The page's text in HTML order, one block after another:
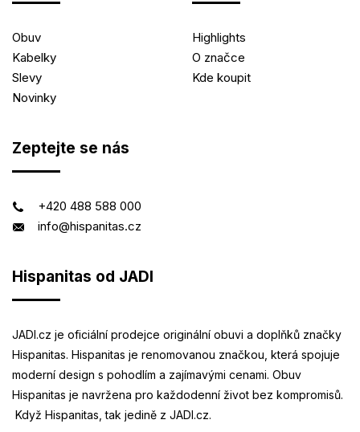
Obuv
Kabelky
Slevy
Novinky
Highlights
O značce
Kde koupit
Zeptejte se nás
+420 488 588 000
info@hispanitas.cz
Hispanitas od JADI
JADI.cz je oficiální prodejce originální obuvi a doplňků značky
Hispanitas. Hispanitas je renomovanou značkou, která spojuje
moderní design s pohodlím a zajímavými cenami. Obuv
Hispanitas je navržena pro každodenní život bez kompromisů.
Když Hispanitas, tak jedině z JADI.cz.